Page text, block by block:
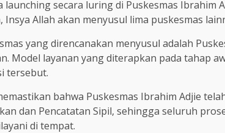
launching secara luring di Puskesmas Ibrahim
Insya Allah akan menyusul lima puskesmas
yang direncanakan menyusul adalah
Model layanan yang diterapkan pada tahap
tersebut.
bahwa Puskesmas Ibrahim Adjie
dan Pencatatan Sipil, sehingga seluruh
di tempat.